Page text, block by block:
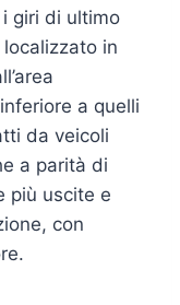
giri di ultimo
in
a quelli
da veicoli
a parità di
più uscite e
con